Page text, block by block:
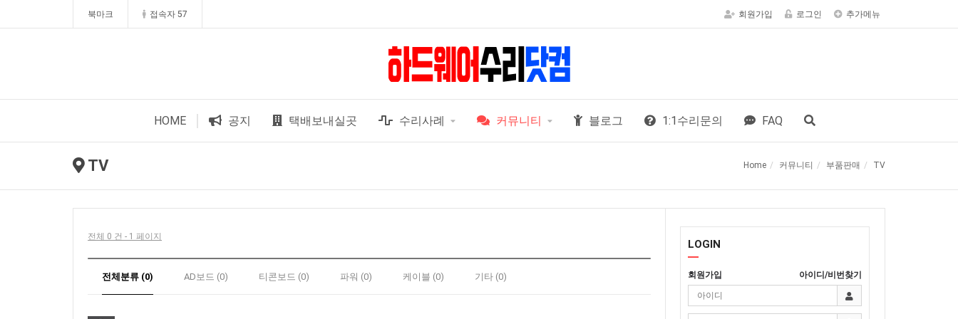
북마크 접속자 57 회원가입 로그인 추가메뉴
HOME 공지 택배보내실곳 수리사례 커뮤니티 블로그 1:1수리문의 FAQ
TV Home 커뮤니티 부품판매 TV
전체 0 건 - 1 페이지
전체분류 (0) AD보드 (0) 티콘보드 (0) 파워 (0) 케이블 (0) 기타 (0)
LOGIN
회원가입 아이디/비번찾기